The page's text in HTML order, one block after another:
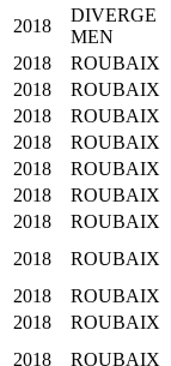
2018
DIVERGE
MEN
2018
ROUBAIX
2018
ROUBAIX
2018
ROUBAIX
2018
ROUBAIX
2018
ROUBAIX
2018
ROUBAIX
2018
ROUBAIX
2018
ROUBAIX
2018
ROUBAIX
2018
ROUBAIX
2018
ROUBAIX